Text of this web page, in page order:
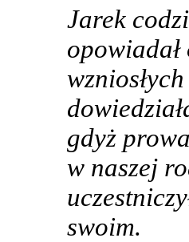
Jarek
gdyż
w naszej
swoim.